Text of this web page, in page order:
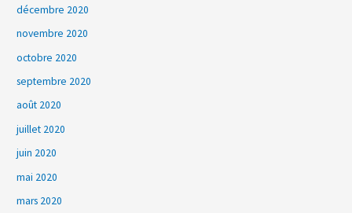
décembre 2020
novembre 2020
octobre 2020
septembre 2020
août 2020
juillet 2020
juin 2020
mai 2020
mars 2020